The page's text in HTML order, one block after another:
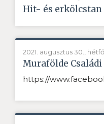
Hit- és erkölcstan
2021. augusztus 30., hétfő
Murafölde Családi
https://